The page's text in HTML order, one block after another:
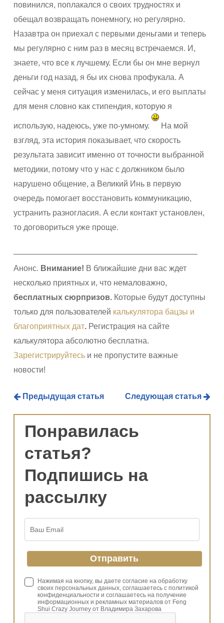
повинился, поплакался о своих трудностях и
обещал возвращать понемногу, но регулярно.
Назавтра он приехал с первыми деньгами и теперь
мы регулярно с ним раз в месяц встречаемся. И,
знаете, что все к лучшему. Если бы он мне вернул
деньги год назад, я бы их снова профукала. А
сейчас у меня ситуация изменилась, и его выплаты
для меня словно как стипендия, которую я
использую, надеюсь, уже по-умному.
На мой
взгляд, эта история показывает, что скорость
результата зависит именно от точности выбранной
методики, потому что у нас с должником было
нарушено общение, а Великий Инь в первую
очередь помогает восстановить коммуникацию,
устранить разногласия. А если контакт установлен,
то договориться уже проще.
———————————————————————
Анонс. Внимание! В ближайшие дни вас ждет
несколько приятных и, что немаловажно,
бесплатных сюрпризов. Которые будут доступны
только для пользователей калькулятора бацзы и
благоприятных дат. Регистрация на сайте
калькулятора абсолютно бесплатна.
Зарегистрируйтесьи не пропустите важные
новости!
Предыдущая статья Следующая статья
Понравилась
статья?
Подпишись на
рассылку
Нажимая на кнопку, вы даете согласие на обработку
своих персональных данных, соглашаетесь с политикой
конфиденциальности и соглашаетесь на получение
информационных и рекламных материалов от Feng
Shui Crazy Journey от Владимира Захарова